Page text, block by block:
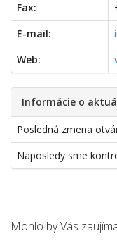
Fax:
E-mail:
Web:
Informácie o
Posledná zmena
Naposledy sme
Mohlo by Vás